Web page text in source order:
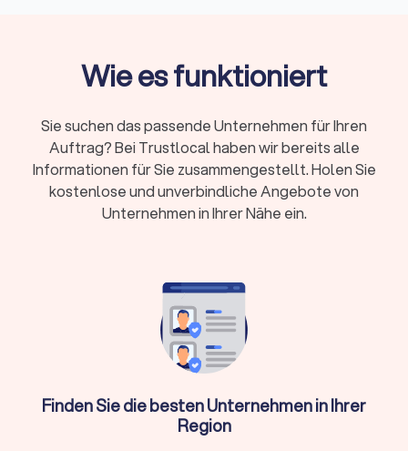
Fachanwalt:
24 Spezialisierungen in Deutschland,
nachgewiesene Expertise durch Fortbildungen
Euro) oder Pauschalpreise je nach Fall
Rechtsschutz:Prüfen Sie Versicherungsschutz
oder Prozesskostenhilfe bei geringem
Einkommen
Wann brauche ich überhaupt einen
Sie müssen nicht bei jedem rechtlichen Anliegen sofort einen
Anwalt einschalten. Bei kleineren Fragen hilft oftmals die
Erstberatung bei einer Verbraucherzentrale oder eine
gezielte Online-Recherche. Ein Rechtsanwalt unterstützt Sie
ganz gezielt, wenn:
Wie es funktioniert
Sie suchen das passende Unternehmen für Ihren
Auftrag? Bei Trustlocal haben wir bereits alle
Informationen für Sie zusammengestellt. Holen Sie
kostenlose und unverbindliche Angebote von
Unternehmen in Ihrer Nähe ein.
Finden Sie die besten Unternehmen in Ihrer
Region